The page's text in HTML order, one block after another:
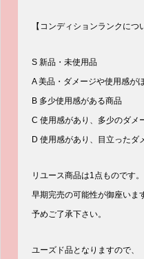
【コンディションランクにつ
S 新品・未使用品
A 美品・ダメージや使用感が
B 多少使用感がある商品
C 使用感があり、多少のダメ
D 使用感があり、目立ったダ
リユース商品は1点ものです。
早期完売の可能性が御座いま
予めご了承下さい。
ユーズド品となりますので、